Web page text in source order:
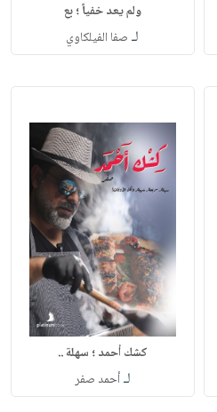
ولم يعد خفياً ؛ بع
لـ صفا الفيلكاوي
كشك أحمد ؛ سهلة ..
لـأحمد صفر